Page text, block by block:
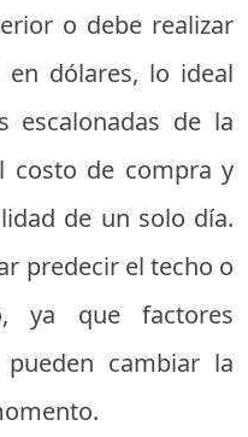
o debe realizar
dólares, lo ideal
escalonadas de la
costo de compra y
de un solo día.
predecir el techo o
ya que factores
cambiar la